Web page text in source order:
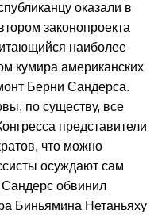
оказали в
законопроекта
наиболее
кумира американских
Берни Сандерса.
по существу, все
представители
что можно
осуждают сам
обвинил
Биньямина Нетаньяху